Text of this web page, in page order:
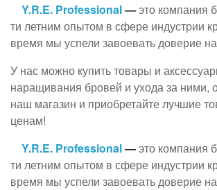
Y.R.E. Professional—это компания
ти летним опытом в сфере индустрии
время мы успели завоевать доверие
У нас можно купить товары и
наращивания бровей и ухода за ними,
наш магазин и приобретайте лучшие
ценам!
Y.R.E. Professional—это компания
ти летним опытом в сфере индустрии
время мы успели завоевать доверие